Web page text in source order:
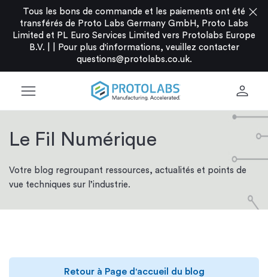
Tous les bons de commande et les paiements ont été
transférés de Proto Labs Germany GmbH, Proto Labs
Limited et PL Euro Services Limited vers Protolabs Europe
B.V. |
Pour plus d'informations, veuillez contacter
questions@protolabs.co.uk.
close
menu person
Le Fil Numérique
Votre blog regroupant ressources, actualités et points de
vue techniques sur l’industrie.
Retour à Page d'accueil du blog